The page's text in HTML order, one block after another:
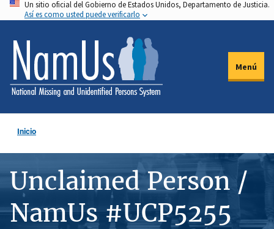
Pasar
al
contenido
principal
Un sitio oficial del Gobierno de Estados Unidos, Departamento de Justicia.
Así es como usted puede verificarlo
Menú
Inicio
Unclaimed Person /
NamUs #UCP5255